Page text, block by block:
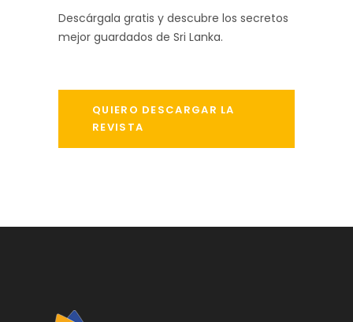
Descárgala gratis y descubre los secretos
mejor guardados de Sri Lanka.
QUIERO DESCARGAR LA
REVISTA